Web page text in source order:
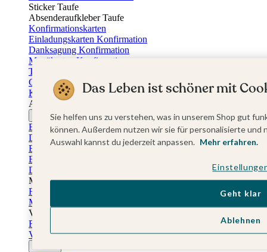
Sticker Taufe
Absenderaufkleber Taufe
Konfirmationskarten
Einladungskarten Konfirmation
Danksagung Konfirmation
Menükarten Konfirmation
Tischkarten Konfirmation
Gästebuch Konfirmation
Kerzen Konfirmation
Aufkleber zum Anlass Ihres Kindes
Firmungskarten
Einladungskarten Firmung
Dankeskarten Firmung
Einschulungskarten
Einladungskarten Einschulung
Danksagung Einschulung
Muttertag
Fotogeschenke Muttertag
Muttertagskarten
Vatertag
Fotogeschenke Vatertag
Vatertagskarten
Das Leben ist schöner mit
Sie helfen uns zu verstehen, was in unserem Shop gut
können. Außerdem nutzen wir sie für personalisierte
Auswahl kannst du jederzeit anpassen. Mehr erfahren.
Ablehnen
Geht klar